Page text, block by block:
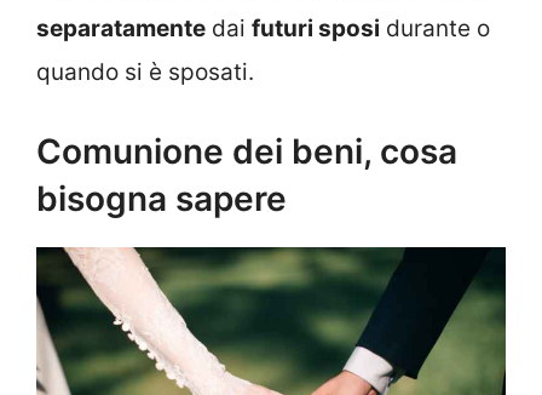
separatamente dai futuri sposi durante o
quando si è sposati.
Comunione dei beni, cosa
bisogna sapere